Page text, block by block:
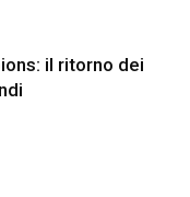
il ritorno dei